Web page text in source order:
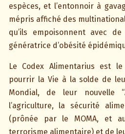
espèces, et l’entonnoir à
mépris affiché des
qu’ils empoisonnent avec
génératrice d’obésité
Le Codex Alimentarius est
pourrir la Vie à la solde de
Mondial, de leur nouvelle
l’agriculture, la sécurité
(prônée par le MOMA, et
terrorisme alimentaire) et de